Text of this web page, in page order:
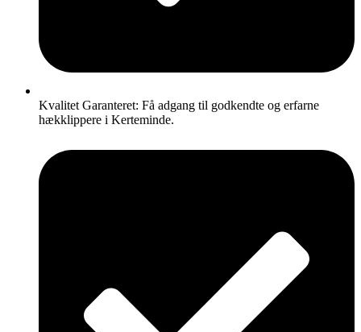
Kvalitet Garanteret: Få adgang til godkendte og erfarne
hækklippere i Kerteminde.